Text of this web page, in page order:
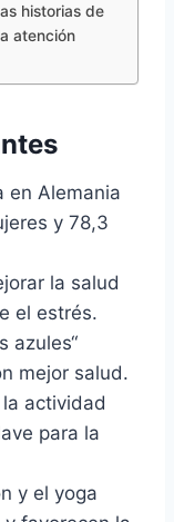
historias de
atención
en Alemania
y 78,3
la salud
el estrés.
azules“
mejor salud.
actividad
para la
y el yoga